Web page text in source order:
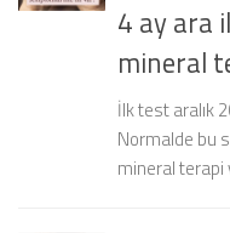
4 ay ara
mineral
İlk test aralık
Normalde bu
mineral terapi